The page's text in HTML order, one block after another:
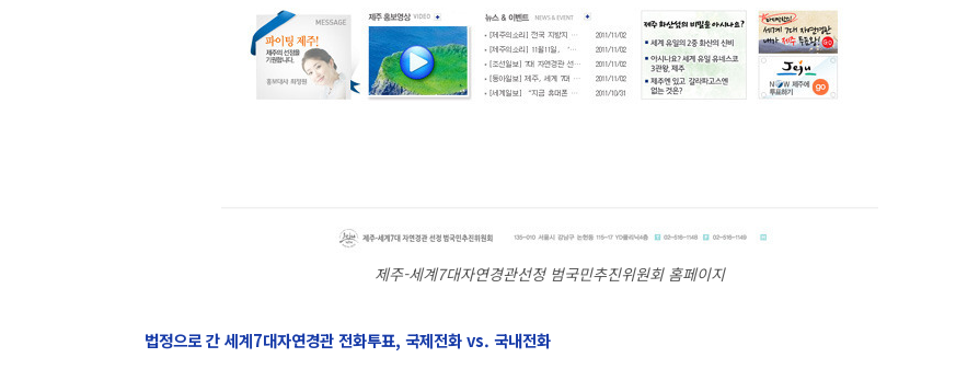
제주-세계7대자연경관선정 범국민추진위원회 홈페이지
법정으로 간 세계7대자연경관 전화투표, 국제전화 vs. 국내전화